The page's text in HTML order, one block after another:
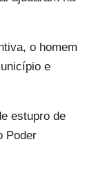
o homem
e
estupro de
Poder